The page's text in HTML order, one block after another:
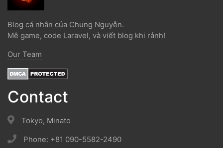
Blog cá nhân của Chung Nguyễn.
Mê game, code Laravel, và viết blog khi rảnh!
Our Team
Contact
Tokyo, Minato
Phone: +81 090-5582-2490